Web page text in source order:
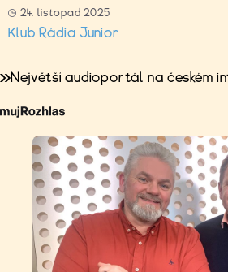
24. listopad 2025
Klub Rádia Junior
Největší audioportál na českém